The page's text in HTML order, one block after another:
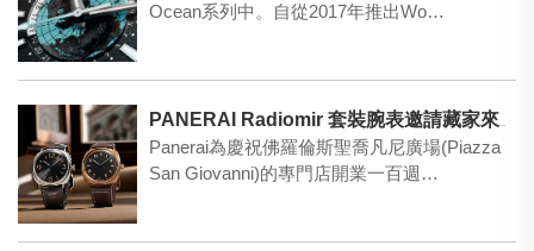
Ocean系列中。自從2017年推出Wo…
Panerai為慶祝佛羅倫斯聖喬凡尼廣場(Piazza
San Giovanni)的專門店開業一百週…